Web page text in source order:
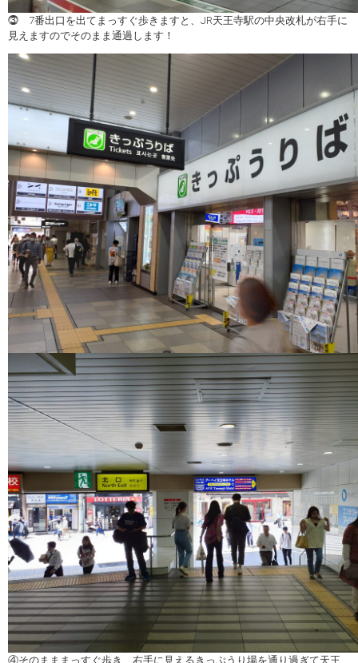
⓷ 7番出口を出てまっすぐ歩きますと、JR天王寺駅の中央改札が右手に
見えますのでそのまま通過します！
④そのまままっすぐ歩き、右手に見えるきっぷうり場を通り過ぎて天王